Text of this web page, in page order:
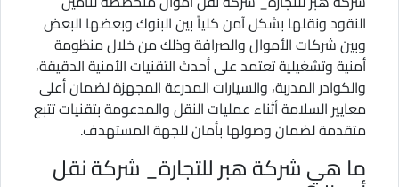
النقود ونقلها بشكل آمن كلياً بين البنوك وبعضها البعض
وبين شركات الأموال والصرافة وذلك من خلال منظومة
أمنية وتشغيلية تعتمد على أحدث التقنيات الأمنية الدقيقة،
والكوادر المدربة، والسيارات المدرعة المجهزة لضمان أعلى
معايير السلامة أثناء عمليات النقل والمدعومة بتقنيات تتبع
متقدمة لضمان وصولها بأمان للجهة المستهدف.
ما هي شركة هبر للتجارة_ شركة نقل